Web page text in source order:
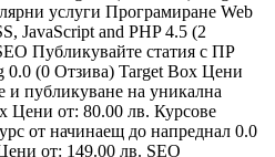
услуги Програмиране Web
JavaScript and PHP 4.5 (2
Публикувайте статия с ПР
0.0 (0 Отзива) Target Box Цени
и публикуване на уникална
Цени от: 80.00 лв. Курсове
от начинаещ до напреднал 0.0
от: 149.00 лв. SEO